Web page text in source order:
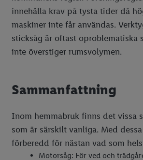
innehålla krav på tysta tider då
maskiner inte får användas.
sticksåg är oftast oproblematiska
inte överstiger rumsvolymen.
Sammanfattning
Inom hemmabruk finns det vissa
som är särskilt vanliga. Med
förberedd för nästan vad som
Motorsåg: För ved och